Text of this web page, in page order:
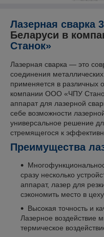
Лазерная сварка
Беларуси в
Станок»
Лазерная сварка — это
соединения
применяется в различных
компании ООО «ЧПУ
аппарат для лазерной
себе возможности
универсальное решение
стремящегося к
Преимущества
сразу несколько
аппарат, лазер для
сэкономить место в
Высокая точность и
Лазерное воздействие
термическое